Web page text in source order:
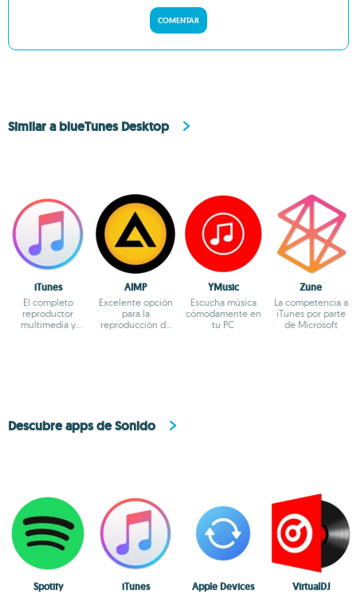
COMENTAR
Similar a blueTunes Desktop
iTunes
El completo
reproductor
multimedia y
AIMP
Excelente opción
para la
reproducción de
YMusic
Escucha música
cómodamente en
tu PC
Zune
La competencia a
iTunes por parte
de Microsoft
Descubre apps de Sonido
Spotify iTunes Apple Devices VirtualDJ